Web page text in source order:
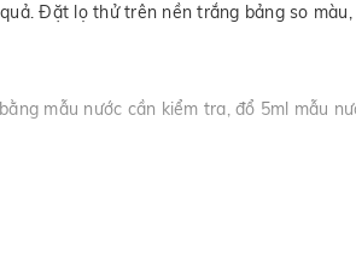
Đặt lọ thử trên nền trắng bảng so
mẫu nước cần kiểm tra, đổ 5ml mẫu